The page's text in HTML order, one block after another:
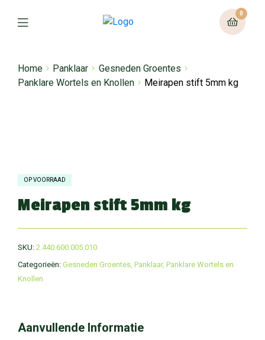
0
Home Panklaar
Gesneden Groentes
Panklare Wortels en Knollen
Meirapen stift 5mm kg
OP VOORRAAD
Meirapen stift 5mm kg
SKU: 2.440.600.005.010
Categorieën: Gesneden Groentes Panklaar, Panklare Wortels en
Knollen
Aanvullende Informatie